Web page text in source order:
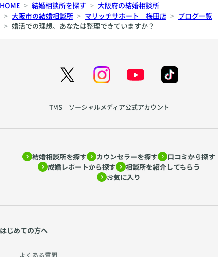
HOME 結婚相談所を探す
大阪府の結婚相談所
大阪市の結婚相談所
マリッヂサポート 梅田店
ブログ一覧
婚活での理想、あなたは整理できていますか？
TMS ソーシャルメディア公式アカウント
結婚相談所を探す カウンセラーを探す
口コミから探す
成婚レポートから探す
相談所を紹介してもらう
お気に入り
はじめての方へ
よくある質問